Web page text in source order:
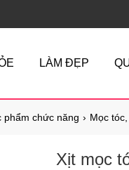
LÀM ĐẸP
phẩm chức năng Mọc
Xịt mọc